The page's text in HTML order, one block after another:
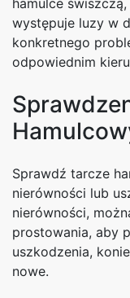
hamulce
występuje luzy w
konkretnego
odpowiednim
Sprawdź tarcze
nierówności lub
nierówności,
prostowania, aby
uszkodzenia,
nowe.